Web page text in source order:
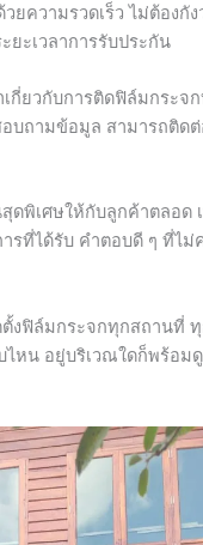
ยความรวดเร็ว ไม่ต้องกั
ยะเวลาการรับประกัน
เกี่ยวกับการติดฟิล์มกระจ
บถามข้อมูล สามารถติด
ดพิเศษให้กับลูกค้าตลอด
รที่ได้รับ คำตอบดี ๆ ที่ไม่
ตั้งฟิล์มกระจกทุกสถานที่
หน อยู่บริเวณใดก็พร้อม